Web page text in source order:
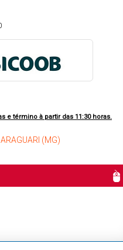
e término à partir das 11:30 horas.
(MG)